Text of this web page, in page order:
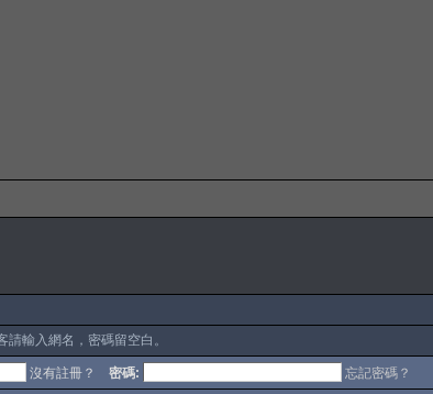
輸入網名，密碼留空白。
沒有註冊？ 密碼: 忘記密碼？